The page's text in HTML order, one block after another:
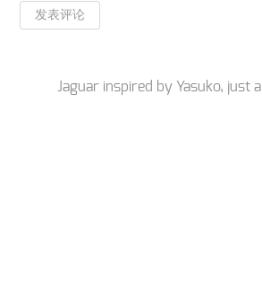
Jaguar inspired by Yasuko, just a